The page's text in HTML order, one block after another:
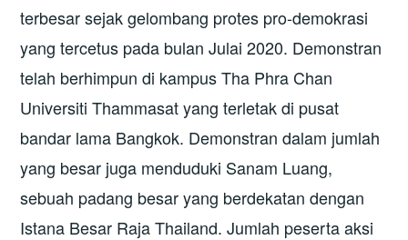
terbesar sejak gelombang protes pro-demokrasi
yang tercetus pada bulan Julai 2020. Demonstran
telah berhimpun di kampus Tha Phra Chan
Universiti Thammasat yang terletak di pusat
bandar lama Bangkok. Demonstran dalam jumlah
yang besar juga menduduki Sanam Luang,
sebuah padang besar yang berdekatan dengan
Istana Besar Raja Thailand. Jumlah peserta aksi